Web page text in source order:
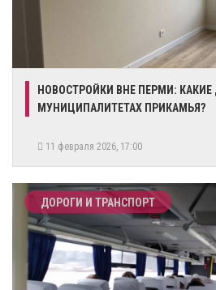
НОВОСТРОЙКИ ВНЕ ПЕРМИ:
МУНИЦИПАЛИТЕТАХ ПРИКАМЬЯ?
11 февраля 2026, 17:00
ДОРОГИ И ТРАНСПОРТ